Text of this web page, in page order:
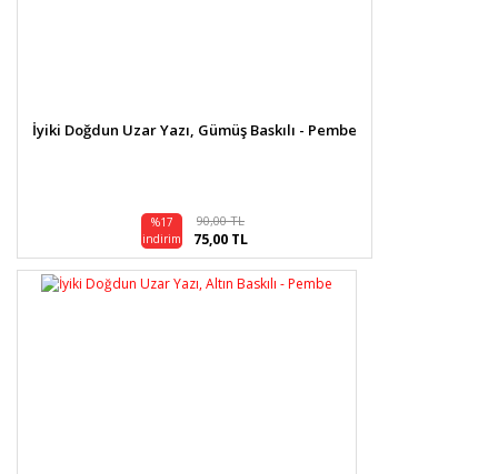
İyiki Doğdun Uzar Yazı, Gümüş Baskılı - Pembe
%17
indirim
90,00 TL
75,00 TL